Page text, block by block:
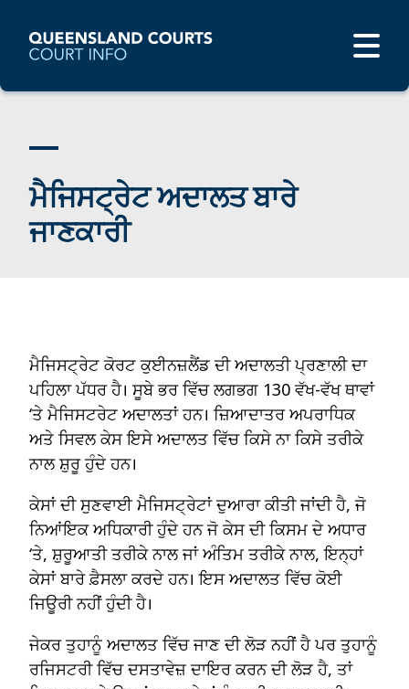
ਮੈਜਿਸਟ੍ਰੇਟ ਅਦਾਲਤ ਬਾਰੇ
ਜਾਣਕਾਰੀ
ਮੈਜਿਸਟ੍ਰੇਟ ਕੋਰਟ ਕੁਈਨਜ਼ਲੈਂਡ ਦੀ ਅਦਾਲਤੀ ਪ੍ਰਣਾਲੀ ਦਾ
ਪਹਿਲਾ ਪੱਧਰ ਹੈ। ਸੂਬੇ ਭਰ ਵਿੱਚ ਲਗਭਗ 130 ਵੱਖ-ਵੱਖ ਥਾਵਾਂ
‘ਤੇ ਮੈਜਿਸਟਰੇਟ ਅਦਾਲਤਾਂ ਹਨ। ਜ਼ਿਆਦਾਤਰ ਅਪਰਾਧਿਕ
ਅਤੇ ਸਿਵਲ ਕੇਸ ਇਸੇ ਅਦਾਲਤ ਵਿੱਚ ਕਿਸੇ ਨਾ ਕਿਸੇ ਤਰੀਕੇ
ਨਾਲ ਸ਼ੁਰੂ ਹੁੰਦੇ ਹਨ।
ਕੇਸਾਂ ਦੀ ਸੁਣਵਾਈ ਮੈਜਿਸਟ੍ਰੇਟਾਂ ਦੁਆਰਾ ਕੀਤੀ ਜਾਂਦੀ ਹੈ, ਜੋ
ਨਿਆਂਇਕ ਅਧਿਕਾਰੀ ਹੁੰਦੇ ਹਨ ਜੋ ਕੇਸ ਦੀ ਕਿਸਮ ਦੇ ਅਧਾਰ
‘ਤੇ, ਸ਼ੁਰੂਆਤੀ ਤਰੀਕੇ ਨਾਲ ਜਾਂ ਅੰਤਿਮ ਤਰੀਕੇ ਨਾਲ, ਇਨ੍ਹਾਂ
ਕੇਸਾਂ ਬਾਰੇ ਫ਼ੈਸਲਾ ਕਰਦੇ ਹਨ। ਇਸ ਅਦਾਲਤ ਵਿੱਚ ਕੋਈ
ਜਿਊਰੀ ਨਹੀਂ ਹੁੰਦੀ ਹੈ।
ਜੇਕਰ ਤੁਹਾਨੂੰ ਅਦਾਲਤ ਵਿੱਚ ਜਾਣ ਦੀ ਲੋੜ ਨਹੀਂ ਹੈ ਪਰ ਤੁਹਾਨੂੰ
ਰਜਿਸਟਰੀ ਵਿੱਚ ਦਸਤਾਵੇਜ਼ ਦਾਇਰ ਕਰਨ ਦੀ ਲੋੜ ਹੈ, ਤਾਂ